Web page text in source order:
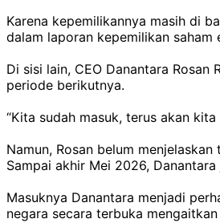
Karena kepemilikannya masih di
dalam laporan kepemilikan saham
Di sisi lain, CEO Danantara
periode berikutnya.
“Kita sudah masuk, terus akan
Namun, Rosan belum
Sampai akhir Mei 2026,
Masuknya Danantara menjadi
negara secara terbuka